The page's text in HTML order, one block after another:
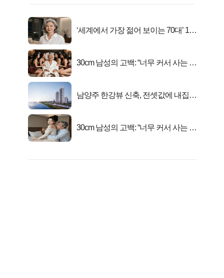
‘세계에서 가장 젊어 보이는 70대’ 1위
30cm 남성의 고백: “너무 커서 사는 게
남양주 한강뷰 신축, 전셋값에 내집마
30cm 남성의 고백: “너무 커서 사는 게